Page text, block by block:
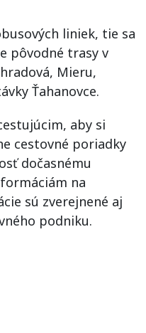
liniek, tie sa
pôvodné trasy v
Mieru,
Ťahanovce.
aby si
cestovné poriadky
dočasnému
na
sú zverejnené aj
podniku.